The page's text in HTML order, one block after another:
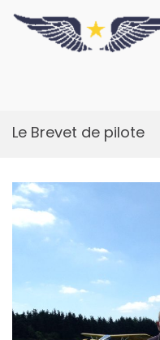
Le Brevet de pilote